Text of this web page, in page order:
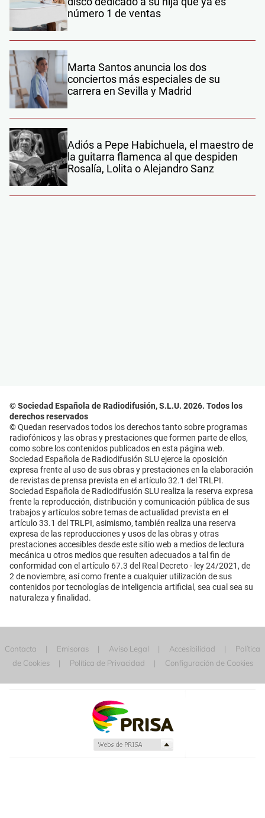
número 1 de ventas
Marta Santos anuncia los dos
conciertos más especiales de su
carrera en Sevilla y Madrid
Adiós a Pepe Habichuela, el maestro de
la guitarra flamenca al que despiden
Rosalía, Lolita o Alejandro Sanz
© Sociedad Española de Radiodifusión, S.L.U. 2026. Todos los
derechos reservados
© Quedan reservados todos los derechos tanto sobre programas
radiofónicos y las obras y prestaciones que formen parte de ellos,
como sobre los contenidos publicados en esta página web.
Sociedad Española de Radiodifusión SLU ejerce la oposición
expresa frente al uso de sus obras y prestaciones en la elaboración
de revistas de prensa prevista en el artículo 32.1 del TRLPI.
Sociedad Española de Radiodifusión SLU realiza la reserva expresa
frente la reproducción, distribución y comunicación pública de sus
trabajos y artículos sobre temas de actualidad prevista en el
artículo 33.1 del TRLPI, asimismo, también realiza una reserva
expresa de las reproducciones y usos de las obras y otras
prestaciones accesibles desde este sitio web a medios de lectura
mecánica u otros medios que resulten adecuados a tal fin de
conformidad con el artículo 67.3 del Real Decreto - ley 24/2021, de
2 de noviembre, así como frente a cualquier utilización de sus
contenidos por tecnologías de inteligencia artificial, sea cual sea su
naturaleza y finalidad.
Contacta Emisoras Aviso Legal Accesibilidad
Política
de Cookies
Política de Privacidad Configuración de Cookies